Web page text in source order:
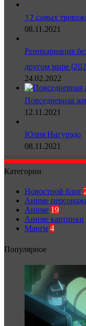
17 самых
08.11.2021
Реинкарнация
другом мире
24.02.2022
Повседневная
12.11.2021
Юлия Нигурэдо
08.11.2021
Категории
Новостной блог
Аниме
Аниме 19
Аниме картинки
Манги 4
Популярное